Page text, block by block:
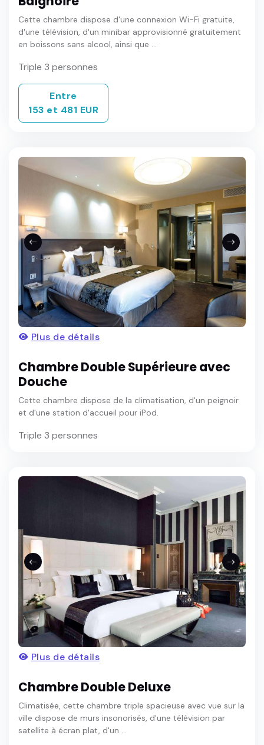
Cette chambre dispose d'une connexion Wi-Fi gratuite,
d'une télévision, d'un minibar approvisionné gratuitement
en boissons sans alcool, ainsi que ...
Triple 3 personnes
Entre
153 et 481 EUR
Plus de détails
Chambre Double Supérieure avec
Douche
Cette chambre dispose de la climatisation, d'un peignoir
et d'une station d'accueil pour iPod.
Triple 3 personnes
Plus de détails
Chambre Double Deluxe
Climatisée, cette chambre triple spacieuse avec vue sur la
ville dispose de murs insonorisés, d'une télévision par
satellite à écran plat, d'un ...